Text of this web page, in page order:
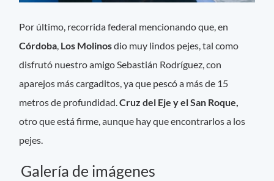
Por último, recorrida federal mencionando que, en
Córdoba, Los Molinosdio muy lindos pejes, tal como
disfrutó nuestro amigo Sebastián Rodríguez, con
aparejos más cargaditos, ya que pescó a más de 15
metros de profundidad.Cruz del Eje y el San Roque,
otro que está firme, aunque hay que encontrarlos a los
pejes.
Galería de imágenes